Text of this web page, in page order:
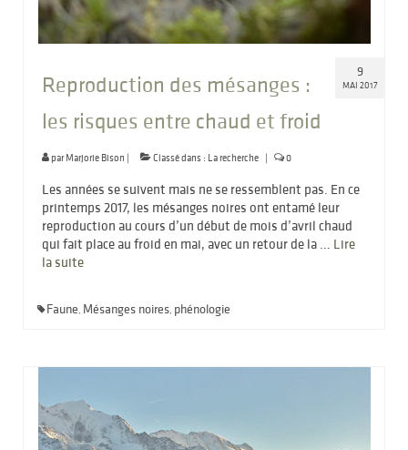
9
MAI 2017
Reproduction des mésanges :
les risques entre chaud et froid
parMarjorie Bison | Classé dans : La recherche | 0
Les années se suivent mais ne se ressemblent pas. En ce
printemps 2017, les mésanges noires ont entamé leur
reproduction au cours d’un début de mois d’avril chaud
qui fait place au froid en mai, avec un retour de la … Lire
la suite­­
Faune, Mésanges noires, phénologie